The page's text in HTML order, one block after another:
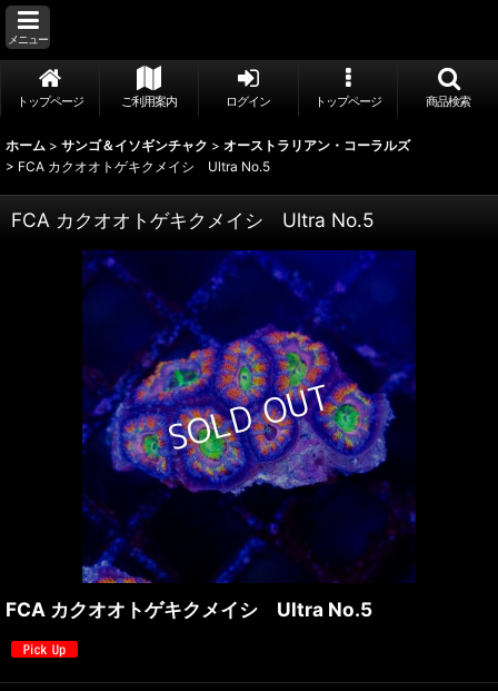
メニュー
トップページ ご利用案内 ログイン トップページ 商品検索
ホーム > サンゴ＆イソギンチャク > オーストラリアン・コーラルズ
> FCA カクオオトゲキクメイシ Ultra No.5
FCA カクオオトゲキクメイシ Ultra No.5
FCA カクオオトゲキクメイシ Ultra No.5